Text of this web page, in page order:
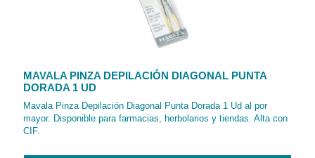
MAVALA PINZA DEPILACIÓN DIAGONAL PUNTA
DORADA 1 UD
Mavala Pinza Depilación Diagonal Punta Dorada 1 Ud al por
mayor. Disponible para farmacias, herbolarios y tiendas. Alta con
CIF.